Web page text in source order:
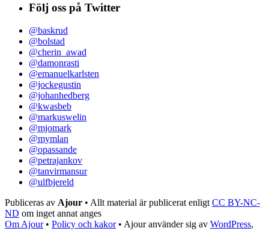
Följ oss på Twitter
@baskrud
@bolstad
@cherin_awad
@damonrasti
@emanuelkarlsten
@jockegustin
@johanhedberg
@kwasbeb
@markuswelin
@mjomark
@mymlan
@opassande
@petrajankov
@tanvirmansur
@ulfbjereld
Publiceras av Ajour • Allt material är publicerat enligtCC BY-NC-
ND om inget annat anges
Om Ajour• Policy och kakor• Ajour använder sig av WordPress,